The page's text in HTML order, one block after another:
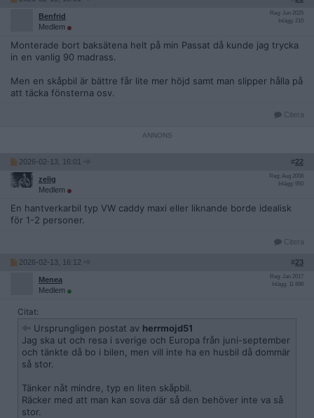
Benfrid
Medlem
Reg: Jun 2025
Inlägg: 210
Monterade bort baksätena helt på min Passat då kunde jag trycka
in en vanlig 90 madrass.
Men en skåpbil är bättre får lite mer höjd samt man slipper hålla på
att täcka fönsterna osv.
Citera
2026-02-13, 16:01 #22
zelig
Medlem
Reg: Aug 2008
Inlägg: 950
En hantverkarbil typ VW caddy maxi eller liknande borde idealisk
för 1-2 personer.
Citera
2026-02-13, 16:12 #23
Menea
Medlem
Reg: Jan 2017
Inlägg: 11 898
Citat:
Ursprungligen postat av herrmojd51
Jag ska ut och resa i sverige och Europa från juni-september
och tänkte då bo i bilen, men vill inte ha en husbil då dommär
så stor.
Tänker nåt mindre, typ en liten skåpbil.
Räcker med att man kan sova där så den behöver inte va så
stor.